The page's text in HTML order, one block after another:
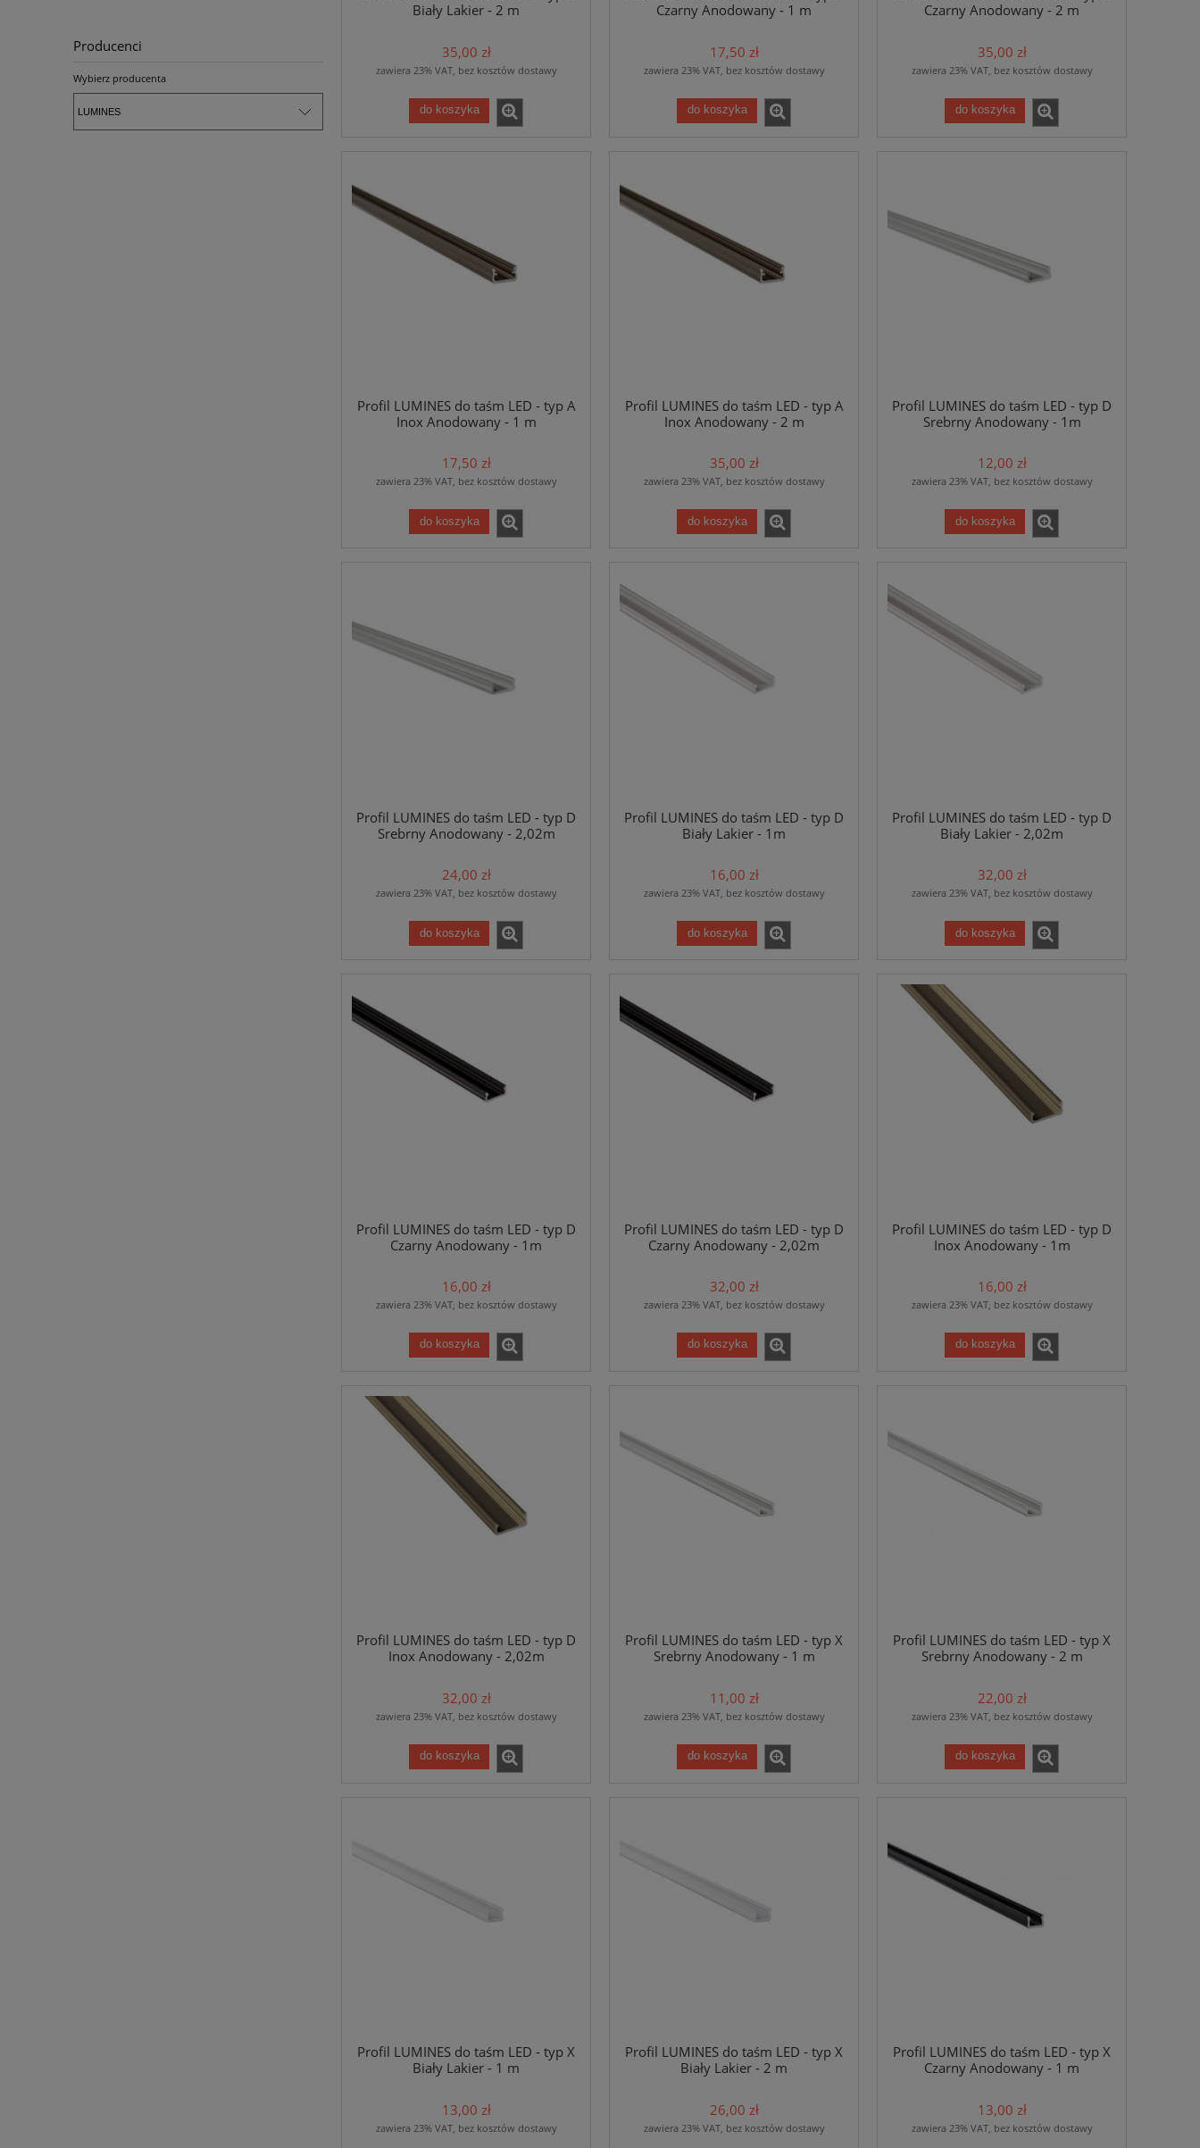
Producenci
Wybierz producenta
Biały Lakier - 2 m
35,00 zł
zawiera 23% VAT, bez kosztów dostawy
do koszyka
Czarny Anodowany - 1 m
17,50 zł
zawiera 23% VAT, bez kosztów dostawy
do koszyka
Czarny Anodowany - 2 m
35,00 zł
zawiera 23% VAT, bez kosztów dostawy
do koszyka
Profil LUMINES do taśm LED - typ A
Inox Anodowany - 1 m
17,50 zł
zawiera 23% VAT, bez kosztów dostawy
do koszyka
Profil LUMINES do taśm LED - typ A
Inox Anodowany - 2 m
35,00 zł
zawiera 23% VAT, bez kosztów dostawy
do koszyka
Profil LUMINES do taśm LED - typ D
Srebrny Anodowany - 1m
12,00 zł
zawiera 23% VAT, bez kosztów dostawy
do koszyka
Profil LUMINES do taśm LED - typ D
Srebrny Anodowany - 2,02m
24,00 zł
zawiera 23% VAT, bez kosztów dostawy
do koszyka
Profil LUMINES do taśm LED - typ D
Biały Lakier - 1m
16,00 zł
zawiera 23% VAT, bez kosztów dostawy
do koszyka
Profil LUMINES do taśm LED - typ D
Biały Lakier - 2,02m
32,00 zł
zawiera 23% VAT, bez kosztów dostawy
do koszyka
Profil LUMINES do taśm LED - typ D
Czarny Anodowany - 1m
16,00 zł
zawiera 23% VAT, bez kosztów dostawy
do koszyka
Profil LUMINES do taśm LED - typ D
Czarny Anodowany - 2,02m
32,00 zł
zawiera 23% VAT, bez kosztów dostawy
do koszyka
Profil LUMINES do taśm LED - typ D
Inox Anodowany - 1m
16,00 zł
zawiera 23% VAT, bez kosztów dostawy
do koszyka
Profil LUMINES do taśm LED - typ D
Inox Anodowany - 2,02m
32,00 zł
zawiera 23% VAT, bez kosztów dostawy
do koszyka
Profil LUMINES do taśm LED - typ X
Srebrny Anodowany - 1 m
11,00 zł
zawiera 23% VAT, bez kosztów dostawy
do koszyka
Profil LUMINES do taśm LED - typ X
Srebrny Anodowany - 2 m
22,00 zł
zawiera 23% VAT, bez kosztów dostawy
do koszyka
Profil LUMINES do taśm LED - typ X
Biały Lakier - 1 m
13,00 zł
zawiera 23% VAT, bez kosztów dostawy
Profil LUMINES do taśm LED - typ X
Biały Lakier - 2 m
26,00 zł
zawiera 23% VAT, bez kosztów dostawy
Profil LUMINES do taśm LED - typ X
Czarny Anodowany - 1 m
13,00 zł
zawiera 23% VAT, bez kosztów dostawy